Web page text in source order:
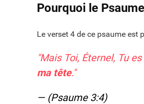
Pourquoi le
Le verset 4 de ce psaume est
"Mais Toi, Éternel, Tu
ma tête."
— (Psaume 3:4)